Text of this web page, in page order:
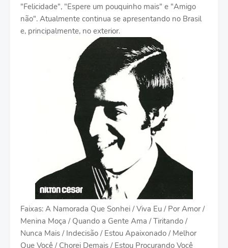
"Felicidade", "Espere um pouquinho mais" e "Amigo
não". Atualmente continua se apresentando no Brasil
e, principalmente, no exterior.
Faixas: A Namorada Que Sonhei / Viva Eu / Por Amor /
Menina Moça / Quando a Gente Ama / Tiritando /
Nunca Mais / Indecisão / Estou Apaixonado / Melhor
Que Você / Chorei Demais / Estou Procurando Você